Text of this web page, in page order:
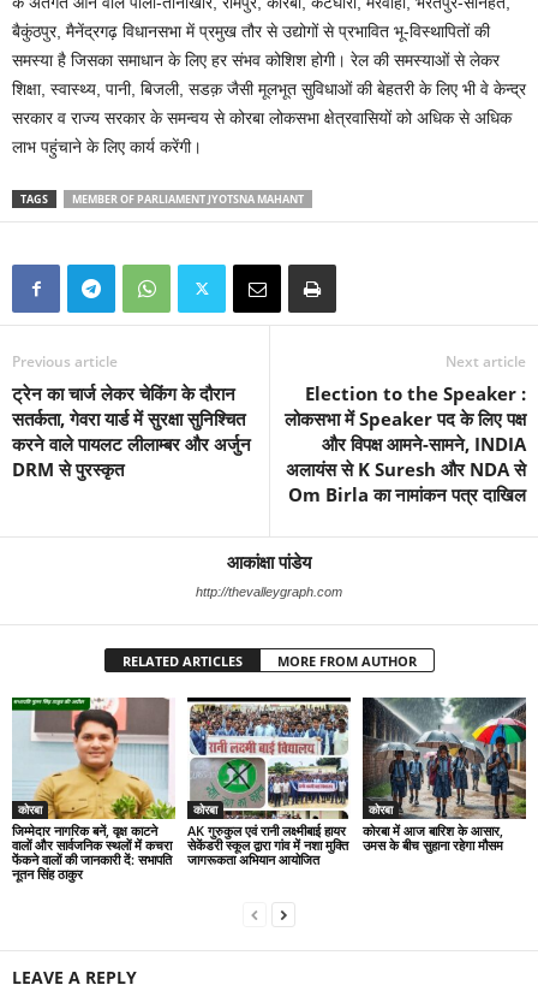
बैकुंठपुर, मैनेंद्रगढ़ विधानसभा में प्रमुख तौर से उद्योगों से प्रभावित भू-विस्थापितों की
समस्या है जिसका समाधान के लिए हर संभव कोशिश होगी। रेल की समस्याओं से लेकर
शिक्षा, स्वास्थ्य, पानी, बिजली, सडक़ जैसी मूलभूत सुविधाओं की बेहतरी के लिए भी वे केन्द्र
सरकार व राज्य सरकार के समन्वय से कोरबा लोकसभा क्षेत्रवासियों को अधिक से अधिक
लाभ पहुंचाने के लिए कार्य करेंगी।
TAGS MEMBER OF PARLIAMENT JYOTSNA MAHANT
Previous article
ट्रेन का चार्ज लेकर चेकिंग के दौरान
सतर्कता, गेवरा यार्ड में सुरक्षा सुनिश्चित
करने वाले पायलट लीलाम्बर और अर्जुन
DRM से पुरस्कृत
Next article
Election to the Speaker :
लोकसभा में Speaker पद के लिए पक्ष
और विपक्ष आमने-सामने, INDIA
अलायंस से K Suresh और NDA से
Om Birla का नामांकन पत्र दाखिल
आकांक्षा पांडेय
http://thevalleygraph.com
RELATED ARTICLES MORE FROM AUTHOR
कोरबा
जिम्मेदार नागरिक बनें, वृक्ष काटने
वालों और सार्वजनिक स्थलों में कचरा
फेंकने वालों की जानकारी दें: सभापति
नूतन सिंह ठाकुर
कोरबा
AK गुरुकुल एवं रानी लक्ष्मीबाई हायर
सेकेंडरी स्कूल द्वारा गांव में नशा मुक्ति
जागरूकता अभियान आयोजित
कोरबा
कोरबा में आज बारिश के आसार,
उमस के बीच सुहाना रहेगा मौसम
LEAVE A REPLY